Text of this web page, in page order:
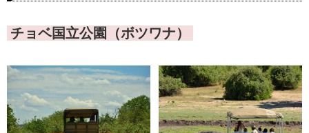
チョベ国立公園（ボツワナ）